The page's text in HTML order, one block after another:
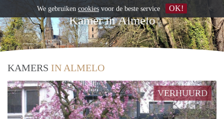
Kamer in Almelo
KAMERS IN ALMELO
VERHUURD
We gebruiken cookies voor de beste service OK!